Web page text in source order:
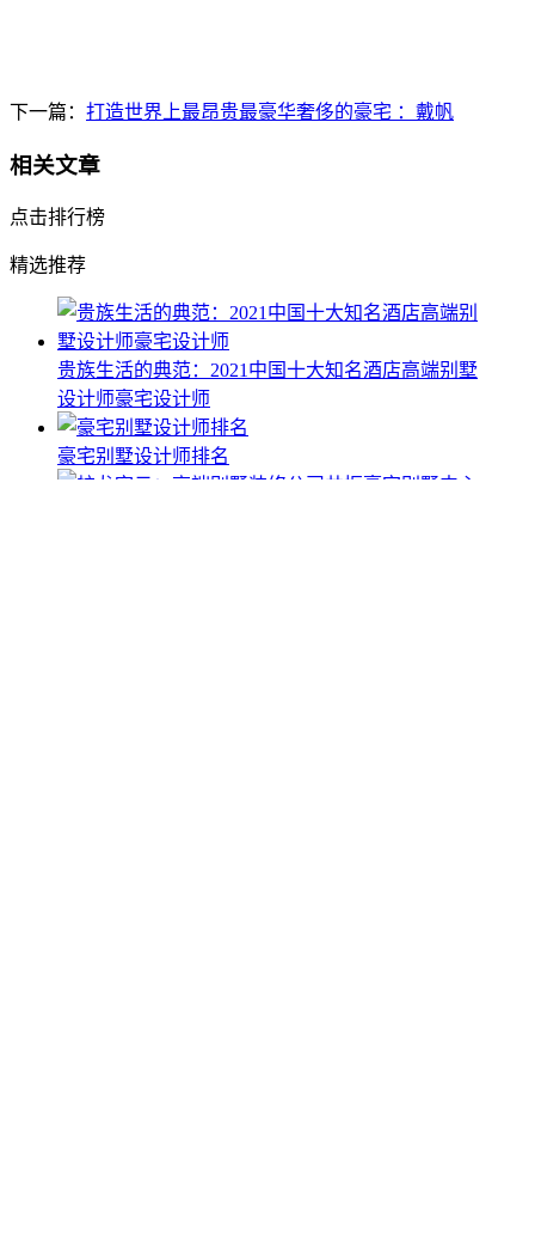
下一篇： 打造世界上最昂贵最豪华奢侈的豪宅 ：戴帆
相关文章
点击排行榜
精选推荐
贵族生活的典范：2021中国十大知名酒店高端别墅
设计师豪宅设计师
豪宅别墅设计师排名